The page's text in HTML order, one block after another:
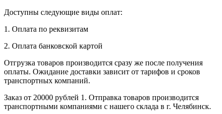
Доступны следующие виды оплат:
1. Оплата по реквизитам
2. Оплата банковской картой
Отгрузка товаров производится сразу же после получения
оплаты. Ожидание доставки зависит от тарифов и сроков
транспортных компаний.
Заказ от 20000 рублей 1. Отправка товаров производится
транспортными компаниями с нашего склада в г. Челябинск.